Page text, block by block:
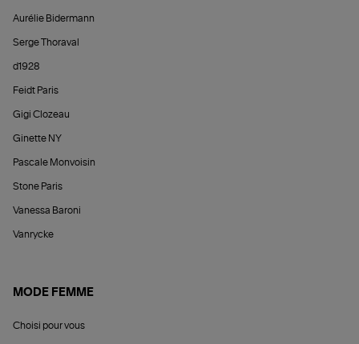
Aurélie Bidermann
Serge Thoraval
d1928
Feidt Paris
Gigi Clozeau
Ginette NY
Pascale Monvoisin
Stone Paris
Vanessa Baroni
Vanrycke
MODE FEMME
Choisi pour vous